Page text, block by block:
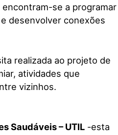
encontram-se a programar
desenvolver conexões
realizada ao projeto de
atividades que
vizinhos.
Saudáveis – UTIL -esta